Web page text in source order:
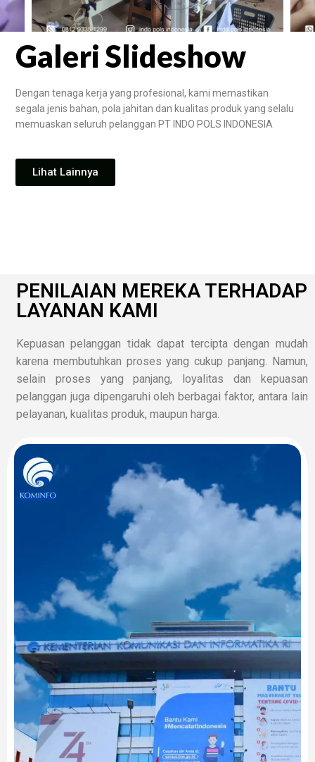
Galeri Slideshow
Dengan tenaga kerja yang profesional, kami memastikan
segala jenis bahan, pola jahitan dan kualitas produk yang selalu
memuaskan seluruh pelanggan PT INDO POLS INDONESIA
Lihat Lainnya
PENILAIAN MEREKA TERHADAP
LAYANAN KAMI
Kepuasan pelanggan tidak dapat tercipta dengan mudah
karena membutuhkan proses yang cukup panjang. Namun,
selain proses yang panjang, loyalitas dan kepuasan
pelanggan juga dipengaruhi oleh berbagai faktor, antara lain
pelayanan, kualitas produk, maupun harga.